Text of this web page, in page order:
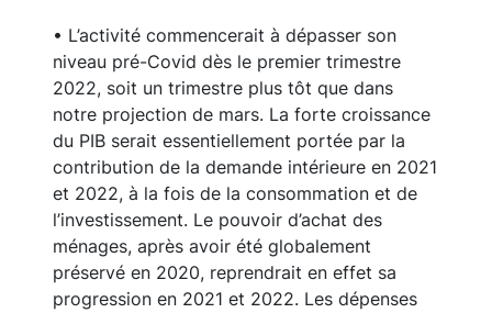
• L’activité commencerait à dépasser son
niveau pré-Covid dès le premier trimestre
2022, soit un trimestre plus tôt que dans
notre projection de mars. La forte croissance
du PIB serait essentiellement portée par la
contribution de la demande intérieure en 2021
et 2022, à la fois de la consommation et de
l’investissement. Le pouvoir d’achat des
ménages, après avoir été globalement
préservé en 2020, reprendrait en effet sa
progression en 2021 et 2022. Les dépenses